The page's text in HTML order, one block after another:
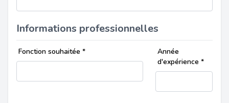
Informations professionnelles
Fonction souhaitée *
Année
d'expérience *